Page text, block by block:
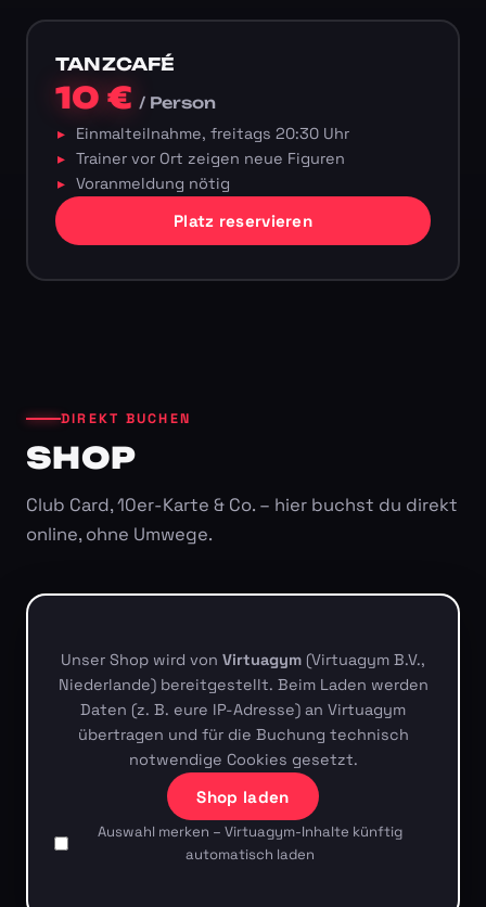
TANZCAFÉ
10 €/ Person
Einmalteilnahme, freitags 20:30 Uhr
Trainer vor Ort zeigen neue Figuren
Voranmeldung nötig
Platz reservieren
DIREKT BUCHEN
SHOP
Club Card, 10er-Karte & Co. – hier buchst du direkt
online, ohne Umwege.
Unser Shop wird von Virtuagym (Virtuagym B.V.,
Niederlande) bereitgestellt. Beim Laden werden
Daten (z. B. eure IP-Adresse) an Virtuagym
übertragen und für die Buchung technisch
notwendige Cookies gesetzt.
Shop laden
Auswahl merken – Virtuagym-Inhalte künftig
automatisch laden